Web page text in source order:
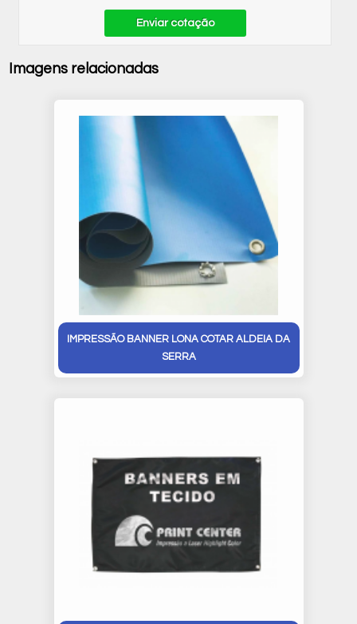
Enviar cotação
Imagens relacionadas
IMPRESSÃO BANNER LONA COTAR ALDEIA DA
SERRA